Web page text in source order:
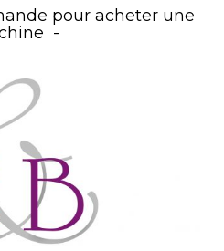
pour acheter une